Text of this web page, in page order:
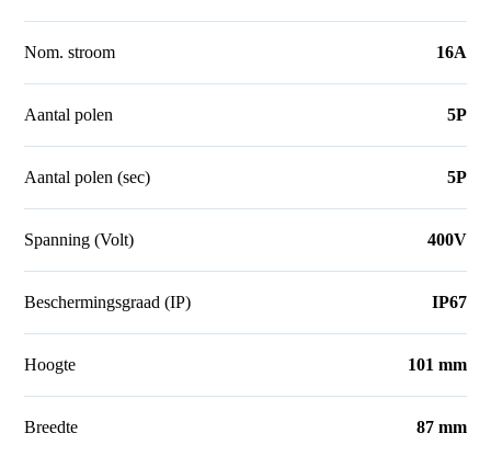
Nom. stroom 16A
Aantal polen 5P
Aantal polen (sec) 5P
Spanning (Volt) 400V
Beschermingsgraad (IP) IP67
Hoogte 101 mm
Breedte 87 mm